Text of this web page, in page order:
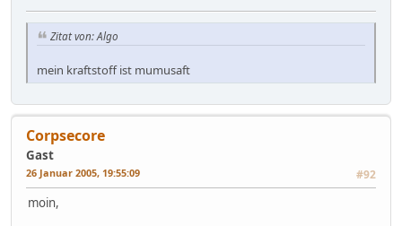
Zitat von: Algo
mein kraftstoff ist mumusaft
Corpsecore
Gast
26 Januar 2005, 19:55:09 #92
moin,